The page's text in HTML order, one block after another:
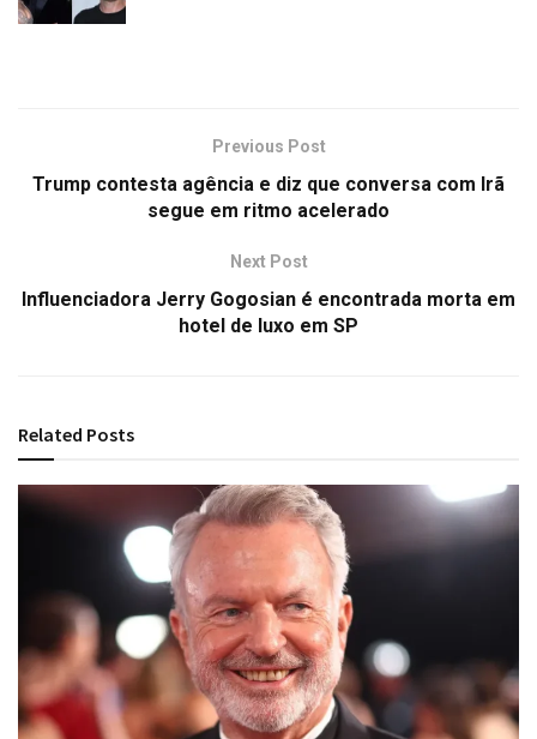
Previous Post
Trump contesta agência e diz que conversa com Irã
segue em ritmo acelerado
Next Post
Influenciadora Jerry Gogosian é encontrada morta em
hotel de luxo em SP
Related Posts